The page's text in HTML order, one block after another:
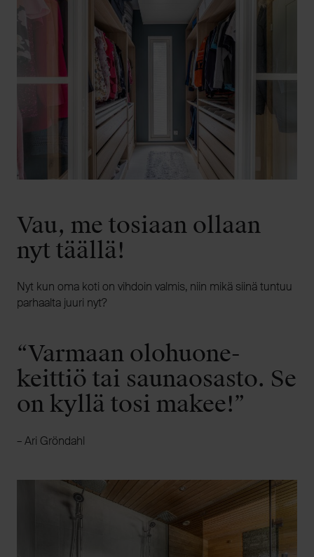
Vau, me tosiaan ollaan
nyt täällä!
Nyt kun oma koti on vihdoin valmis, niin mikä siinä tuntuu
parhaalta juuri nyt?
“Varmaan olohuone-
keittiö tai saunaosasto. Se
on kyllä tosi makee!”
– Ari Gröndahl